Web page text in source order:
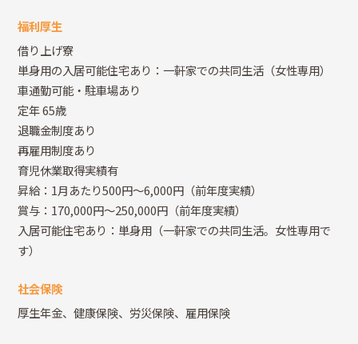
福利厚生
借り上げ寮
単身用の入居可能住宅あり：一軒家での共同生活（女性専用）
車通勤可能・駐車場あり
定年 65歳
退職金制度あり
再雇用制度あり
育児休業取得実績有
昇給：1月あたり500円～6,000円（前年度実績）
賞与：170,000円～250,000円（前年度実績）
入居可能住宅あり：単身用（一軒家での共同生活。女性専用で
す）
社会保険
厚生年金、健康保険、労災保険、雇用保険